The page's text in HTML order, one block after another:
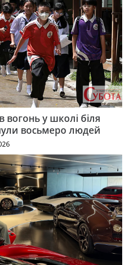
вогонь у школі біля
восьмеро людей